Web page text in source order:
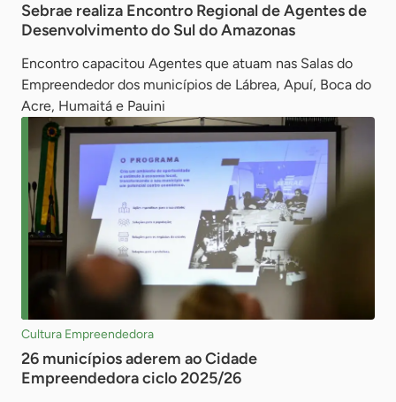
Sebrae realiza Encontro Regional de Agentes de
Desenvolvimento do Sul do Amazonas
Encontro capacitou Agentes que atuam nas Salas do
Empreendedor dos municípios de Lábrea, Apuí, Boca do
Acre, Humaitá e Pauini
Cultura Empreendedora
26 municípios aderem ao Cidade
Empreendedora ciclo 2025/26